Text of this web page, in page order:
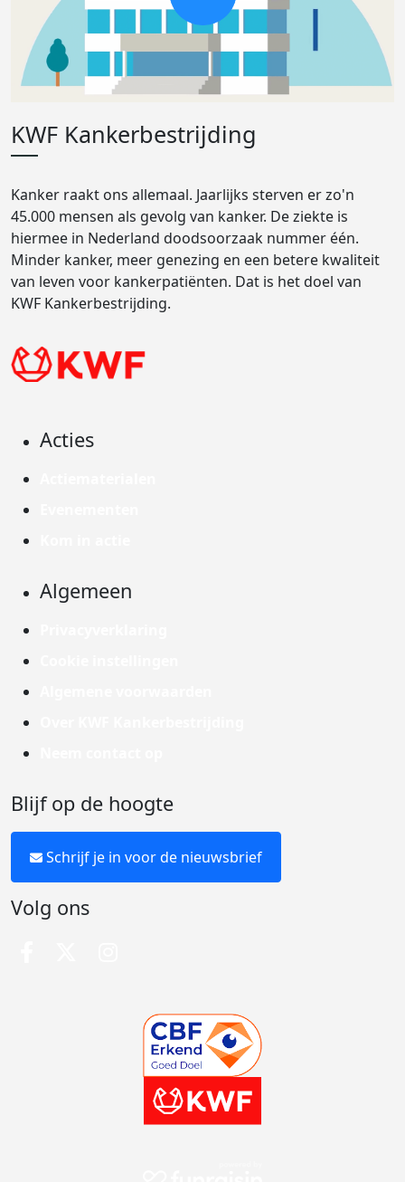
KWF Kankerbestrijding
Kanker raakt ons allemaal. Jaarlijks sterven er zo'n
45.000 mensen als gevolg van kanker. De ziekte is
hiermee in Nederland doodsoorzaak nummer één.
Minder kanker, meer genezing en een betere kwaliteit
van leven voor kankerpatiënten. Dat is het doel van
KWF Kankerbestrijding.
Acties
Algemeen
Blijf op de hoogte
Schrijf je in voor de nieuwsbrief
Volg ons